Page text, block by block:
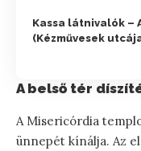
Kassa látnivalók –
(Kézművesek
A belső tér
A Misericórdia
ünnepét kínálja. Az